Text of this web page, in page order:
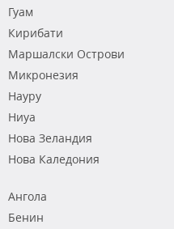
Гуам
Кирибати
Маршалски Острови
Микронезия
Науру
Ниуа
Нова Зеландия
Нова Каледония
Ангола
Бенин